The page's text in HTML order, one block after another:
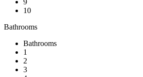
9
10
Bathrooms
Bathrooms
1
2
3